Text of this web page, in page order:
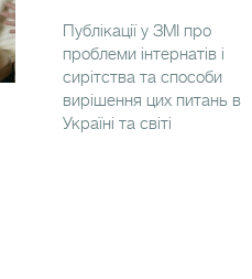
Публікації у ЗМІ про
проблеми інтернатів і
сирітства та способи
вирішення цих питань в
Україні та світі